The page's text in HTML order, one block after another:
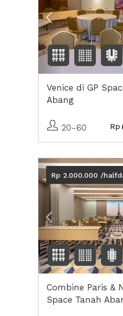
Venice di GP
Abang
20-60 Rp
Previous
Rp 2.000.000 /
Combine Paris &
Space Tanah